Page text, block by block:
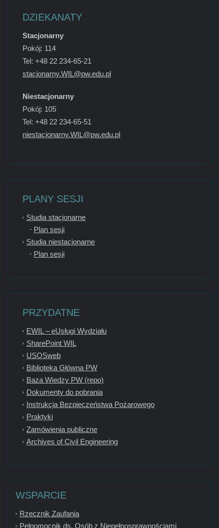
DZIEKANATY
Stacjonarny
Pokój: 114
Tel: +48 22 234-65-21
stacjonarny.WIL@pw.edu.pl
Niestacjonarny
Pokój: 105
Tel: +48 22 234-65-51
niestacjonarny.WIL@pw.edu.pl
PLANY SESJI
Studia stacjonarne
Plan sesji
Studia niestacjonarne
Plan sesji
PRZYDATNE
EWIL – eUsługi Wydziału
SharePoint WIL
USOSweb
Biblioteka Główna PW
Baza Wiedzy PW (repo)
Dokumenty do pobrania
Instrukcja Bezpieczeństwa Pożarowego
Praktyki
Zamówienia publiczne
Archives of Civil Engineering
WSPARCIE
Rzecznik Zaufania
Pełnomocnik ds. Osób z Niepełnosprawnościami